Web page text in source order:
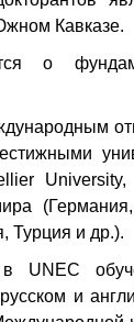
Кавказе.
о
Турция и др.).
в UNEC
и